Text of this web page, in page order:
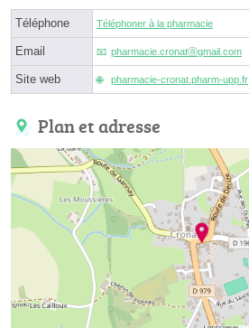
Téléphone Téléphoner à la pharmacie
Email pharmacie.cronatⓐgmail.com
Site web pharmacie-cronat.pharm-upp.fr
Plan et adresse